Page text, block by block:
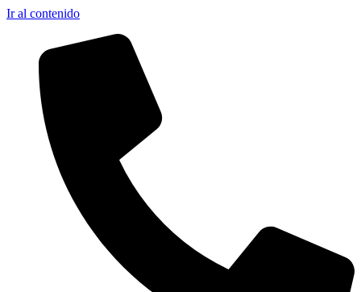
Ir al contenido